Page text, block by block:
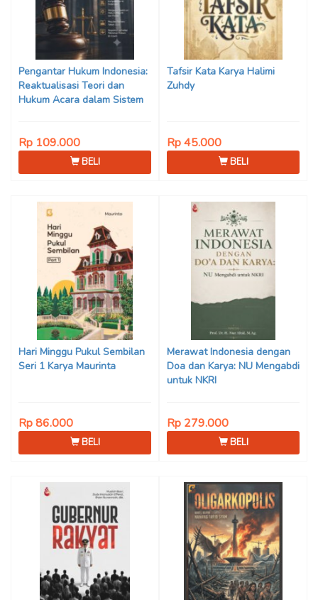
Pengantar Hukum Indonesia:
Reaktualisasi Teori dan
Hukum Acara dalam Sistem
Jamin, S.H., M.Hum., dkk.
Rp 109.000
BELI
Tafsir Kata Karya Halimi
Zuhdy
Rp 45.000
BELI
Hari Minggu Pukul Sembilan
Seri 1 Karya Maurinta
Rp 86.000
BELI
Merawat Indonesia dengan
Doa dan Karya: NU Mengabdi
untuk NKRI
Rp 279.000
BELI